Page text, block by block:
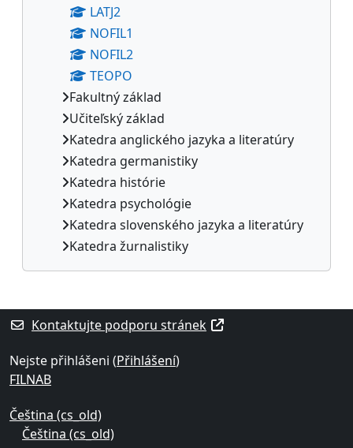
LATJ2
NOFIL1
NOFIL2
TEOPO
Fakultný základ
Učiteľský základ
Katedra anglického jazyka a literatúry
Katedra germanistiky
Katedra histórie
Katedra psychológie
Katedra slovenského jazyka a literatúry
Katedra žurnalistiky
Supplementary blocks
Kontaktujte podporu stránek
Nejste přihlášeni (Přihlášení)
FILNAB
Čeština ‎(cs_old)‎
Čeština ‎(cs_old)‎